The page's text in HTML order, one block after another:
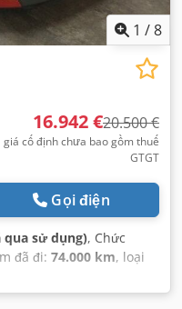
1 /8
16.942 €20.500 €
giá cố định chưa bao gồm thuế
GTGT
Gọi điện
qua sử dụng), Chức
đã đi: 74.000 km, loại
động, Năm sản xuất: